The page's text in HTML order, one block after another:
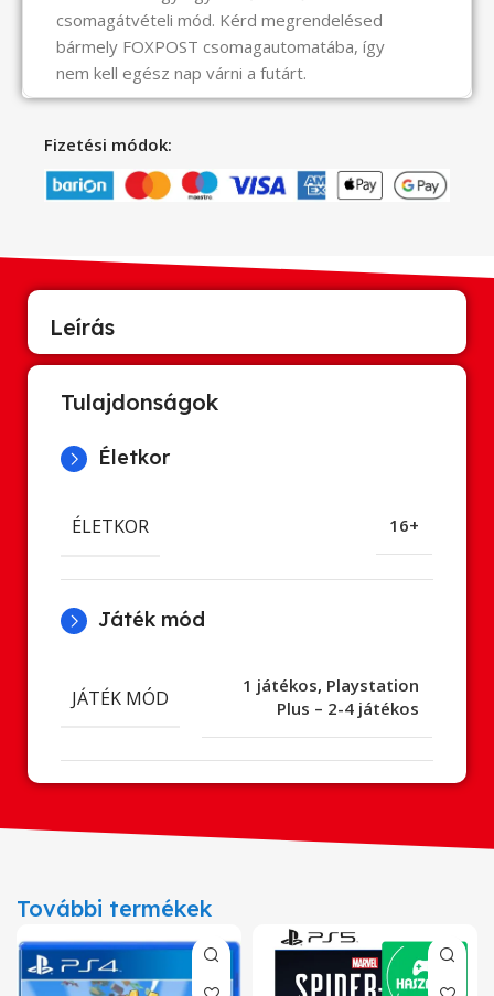
csomagátvételi mód. Kérd megrendelésed
bármely FOXPOST csomagautomatába, így
nem kell egész nap várni a futárt.
Fizetési módok:
Leírás
Tulajdonságok
Életkor
ÉLETKOR 16+
Játék mód
JÁTÉK MÓD
1 játékos, Playstation
Plus – 2-4 játékos
További termékek